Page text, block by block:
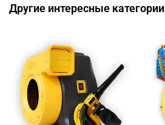
Другие интересные категории